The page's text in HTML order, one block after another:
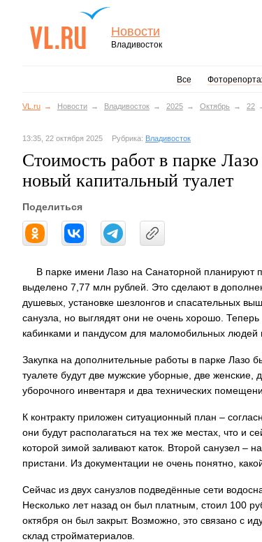
Новости
Владивосток
Все
VL.ru Новости Владивосток 2025 Октябрь 22
13:35, 22 октября 2025 Рубрика: Владивосток
Стоимость работ в парке
новый капитальный туалет
Поделиться
В парке имени Лазо на Санаторной планируют
выделено 7,77 млн рублей. Это сделают в
душевых, установке шезлонгов и спасательных
санузла, но выглядят они не очень хорошо.
кабинками и пандусом для маломобильных людей
Закупка на дополнительные работы в парке Лазо
туалете будут две мужские уборные, две
уборочного инвентаря и два технических
К контракту приложен ситуационный план –
они будут располагаться на тех же местах, что и
которой зимой заливают каток. Второй санузел –
пристани. Из документации не очень понятно,
Сейчас из двух санузлов подведённые сети
Несколько лет назад он был платным, стоил 100
октября он был закрыт. Возможно, это связано с
склад стройматериалов.